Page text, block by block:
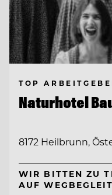
TOP
Naturhotel
8172 Heilbrunn,
WIR BITTEN ZU
AUF